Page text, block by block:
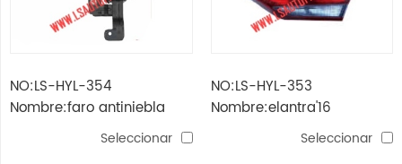
NO:LS-HYL-354
Nombre:faro antiniebla
Seleccionar
NO:LS-HYL-353
Nombre:elantra'16
lámpara de respaldo
Seleccionar